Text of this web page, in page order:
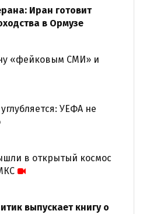
Иран готовит
в Ормузе
«фейковым СМИ» и
УЕФА не
в открытый космос
выпускает книгу о